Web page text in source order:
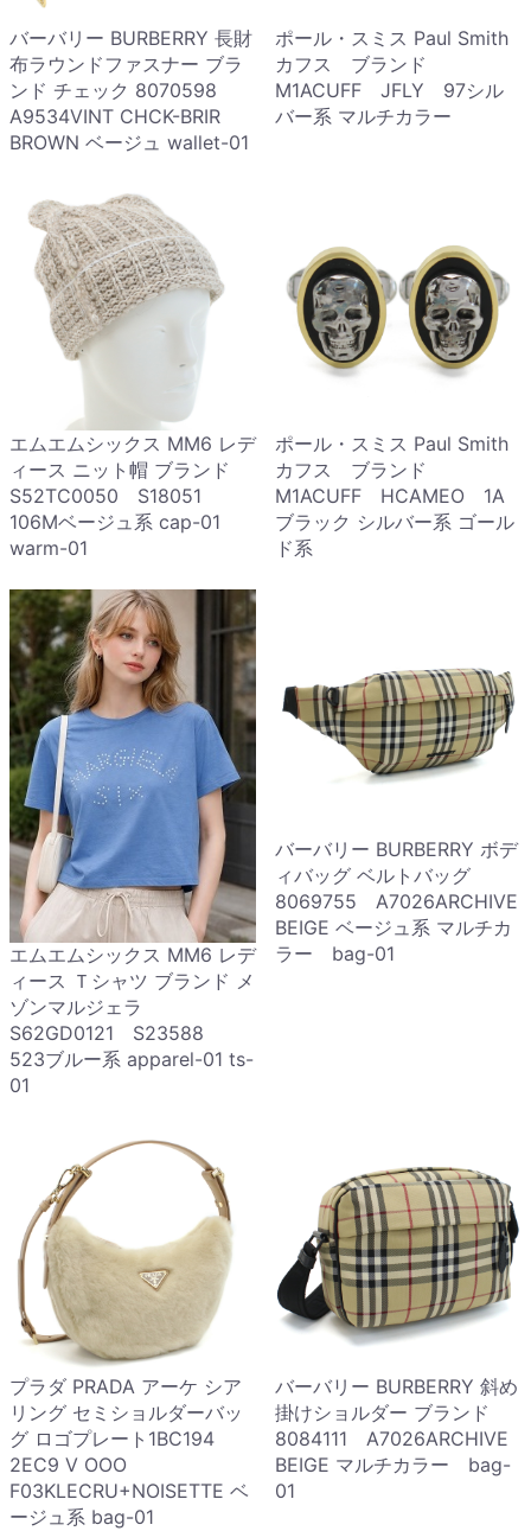
バーバリー BURBERRY 長財
布ラウンドファスナー ブラ
ンド チェック 8070598
A9534VINT CHCK-BRIR
BROWN ベージュ wallet-01
ポール・スミス Paul Smith
カフス ブランド
M1ACUFF JFLY 97シル
バー系 マルチカラー
エムエムシックス MM6 レデ
ィース ニット帽 ブランド
S52TC0050 S18051
106Mベージュ系 cap-01
warm-01
ポール・スミス Paul Smith
カフス ブランド
M1ACUFF HCAMEO 1A
ブラック シルバー系 ゴール
ド系
エムエムシックス MM6 レデ
ィース Ｔシャツ ブランド メ
ゾンマルジェラ
S62GD0121 S23588
523ブルー系 apparel-01 ts-
01
バーバリー BURBERRY ボデ
ィバッグ ベルトバッグ
8069755 A7026ARCHIVE
BEIGE ベージュ系 マルチカ
ラー bag-01
プラダ PRADA アーケ シア
リング セミショルダーバッ
グ ロゴプレート1BC194
2EC9 V OOO
F03KLECRU+NOISETTE ベ
ージュ系 bag-01
バーバリー BURBERRY 斜め
掛けショルダー ブランド
8084111 A7026ARCHIVE
BEIGE マルチカラー bag-
01